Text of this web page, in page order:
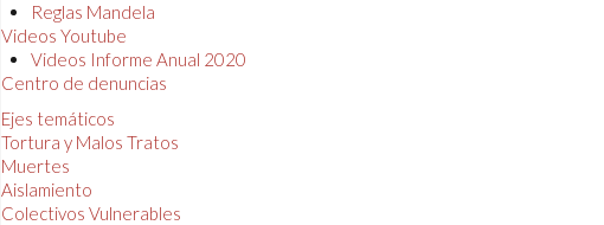
Reglas Mandela
Videos Youtube
Videos Informe Anual 2020
Centro de denuncias
Ejes temáticos
Tortura y Malos Tratos
Muertes
Aislamiento
Colectivos Vulnerables